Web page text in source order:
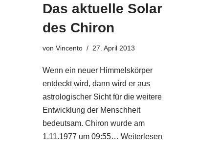
Das aktuelle Solar
des Chiron
von Vincento 27. April 2013
Wenn ein neuer Himmelskörper
entdeckt wird, dann wird er aus
astrologischer Sicht für die weitere
Entwicklung der Menschheit
bedeutsam. Chiron wurde am
1.11.1977 um 09:55… Weiterlesen